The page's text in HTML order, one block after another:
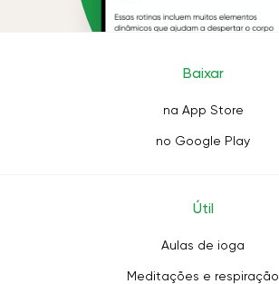
Baixar
na App Store
no Google Play
Útil
Aulas de ioga
Meditações e respiração